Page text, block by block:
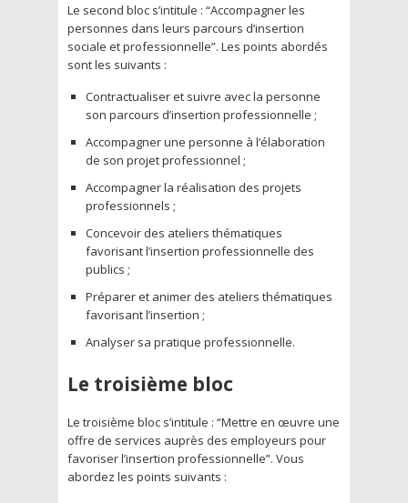
Le second bloc s’intitule : “Accompagner les
personnes dans leurs parcours d’insertion
sociale et professionnelle”. Les points abordés
sont les suivants :
Contractualiser et suivre avec la personne
son parcours d’insertion professionnelle ;
Accompagner une personne à l’élaboration
de son projet professionnel ;
Accompagner la réalisation des projets
professionnels ;
Concevoir des ateliers thématiques
favorisant l’insertion professionnelle des
publics ;
Préparer et animer des ateliers thématiques
favorisant l’insertion ;
Analyser sa pratique professionnelle.
Le troisième bloc
Le troisième bloc s’intitule : “Mettre en œuvre une
offre de services auprès des employeurs pour
favoriser l’insertion professionnelle”. Vous
abordez les points suivants :